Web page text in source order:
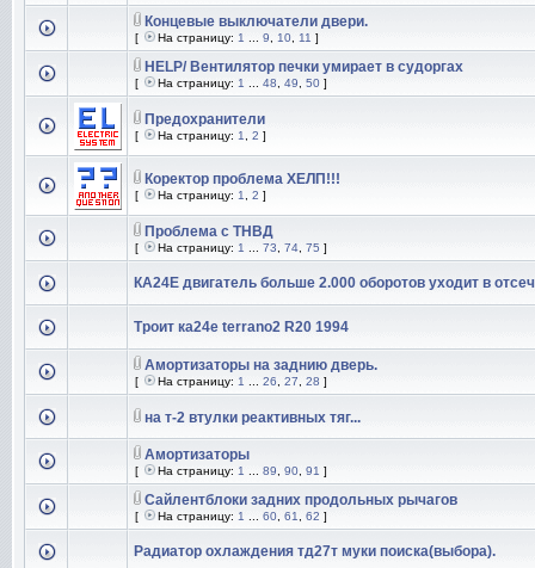
Концевые выключатели двери.
[ На страницу: 1 9 10 11 ]
HELP/ Вентилятор печки умирает в судоргах
[ На страницу: 1 48 49 50 ]
Предохранители
[ На страницу: 1 2 ]
Коректор проблема ХЕЛП!!!
[ На страницу: 1 2 ]
Проблема с ТНВД
[ На страницу: 1 73 74 75 ]
КА24Е двигатель больше 2.000 оборотов уходит в
Троит ка24е terrano2 R20 1994
Амортизаторы на заднию дверь.
[ На страницу: 1 26 27 28 ]
на т-2 втулки реактивных тяг...
Амортизаторы
[ На страницу: 1 89 90 91 ]
Сайлентблоки задних продольных рычагов
[ На страницу: 1 60 61 62 ]
Радиатор охлаждения тд27т муки поиска(выбора).